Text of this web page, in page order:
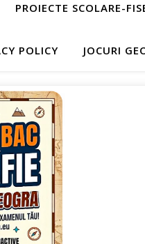
PROIECTE SCOLARE-
POLICY JOCURI